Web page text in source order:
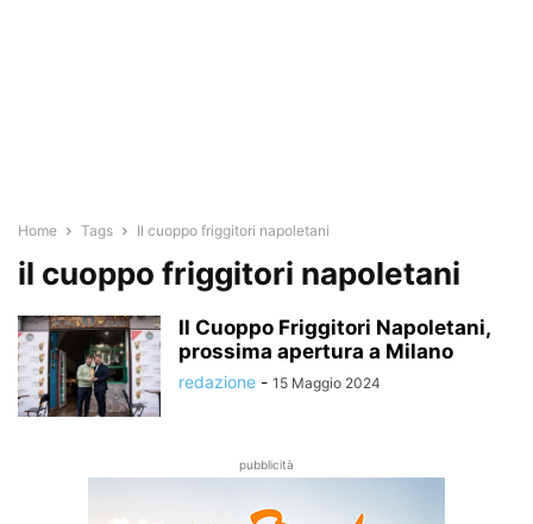
Home Tags Il cuoppo friggitori napoletani
il cuoppo friggitori napoletani
Il Cuoppo Friggitori Napoletani,
prossima apertura a Milano
redazione - 15 Maggio 2024
pubblicità